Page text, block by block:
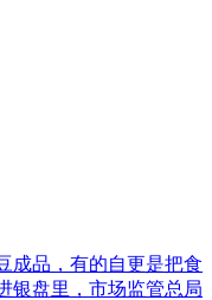
成品，有的自更是把食
银盘里，市场监管总局